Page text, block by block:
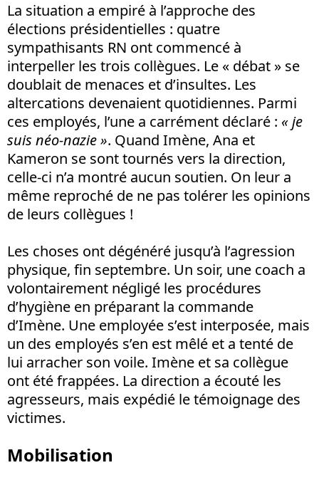
La situation a empiré à l’approche des
élections présidentielles : quatre
sympathisants RN ont commencé à
interpeller les trois collègues. Le « débat » se
doublait de menaces et d’insultes. Les
altercations devenaient quotidiennes. Parmi
ces employés, l’une a carrément déclaré : «je
suis néo-nazie ». Quand Imène, Ana et
Kameron se sont tournés vers la direction,
celle-ci n’a montré aucun soutien. On leur a
même reproché de ne pas tolérer les opinions
de leurs collègues !
Les choses ont dégénéré jusqu’à l’agression
physique, fin septembre. Un soir, une coach a
volontairement négligé les procédures
d’hygiène en préparant la commande
d’Imène. Une employée s’est interposée, mais
un des employés s’en est mêlé et a tenté de
lui arracher son voile. Imène et sa collègue
ont été frappées. La direction a écouté les
agresseurs, mais expédié le témoignage des
victimes.
Mobilisation